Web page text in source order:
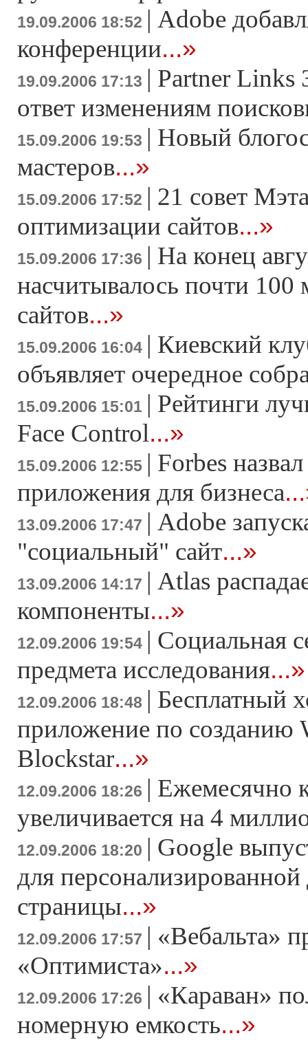
19.09.2006 18:52 | Adobe
конференции...»
19.09.2006 17:13 | Partner Links
ответ изменениям
15.09.2006 19:53 | Новый
мастеров...»
15.09.2006 17:52 | 21 совет
оптимизации сайтов...»
15.09.2006 17:36 | На конец
насчитывалось почти 100
сайтов...»
15.09.2006 16:04 | Киевский
объявляет очередное
15.09.2006 15:01 | Рейтинги
Face Control...»
15.09.2006 12:55 | Forbes
приложения для бизнеса
13.09.2006 17:47 | Adobe
"социальный" сайт...»
13.09.2006 14:17 | Atlas
компоненты...»
12.09.2006 19:54 | Социальная
предмета исследования...»
12.09.2006 18:48 | Бесплатный
приложение по созданию
Blockstar...»
12.09.2006 18:26 | Ежемесячно
увеличивается на 4
12.09.2006 18:20 | Google
для
страницы...»
12.09.2006 17:57 | «Вебальта»
«Оптимиста»...»
12.09.2006 17:26 | «Караван»
номерную емкость...»